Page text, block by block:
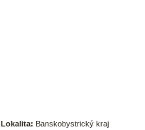
Lokalita: Banskobystrický kraj